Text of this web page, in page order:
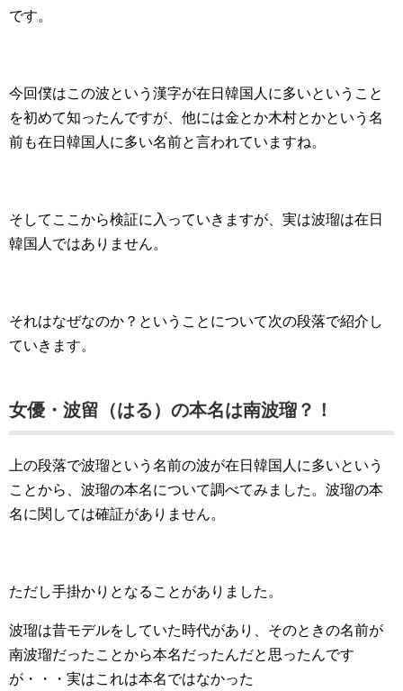
です。
今回僕はこの波という漢字が在日韓国人に多いということ
を初めて知ったんですが、他には金とか木村とかという名
前も在日韓国人に多い名前と言われていますね。
そしてここから検証に入っていきますが、実は波瑠は在日
韓国人ではありません。
それはなぜなのか？ということについて次の段落で紹介し
ていきます。
女優・波留（はる）の本名は南波瑠？！
上の段落で波瑠という名前の波が在日韓国人に多いという
ことから、波瑠の本名について調べてみました。波瑠の本
名に関しては確証がありません。
ただし手掛かりとなることがありました。
波瑠は昔モデルをしていた時代があり、そのときの名前が
南波瑠だったことから本名だったんだと思ったんです
が・・・実はこれは本名ではなかった